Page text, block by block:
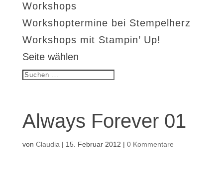
Workshops
Workshoptermine bei Stempelherz
Workshops mit Stampin’ Up!
Seite wählen
Always Forever 01
von Claudia | 15. Februar 2012 | 0 Kommentare